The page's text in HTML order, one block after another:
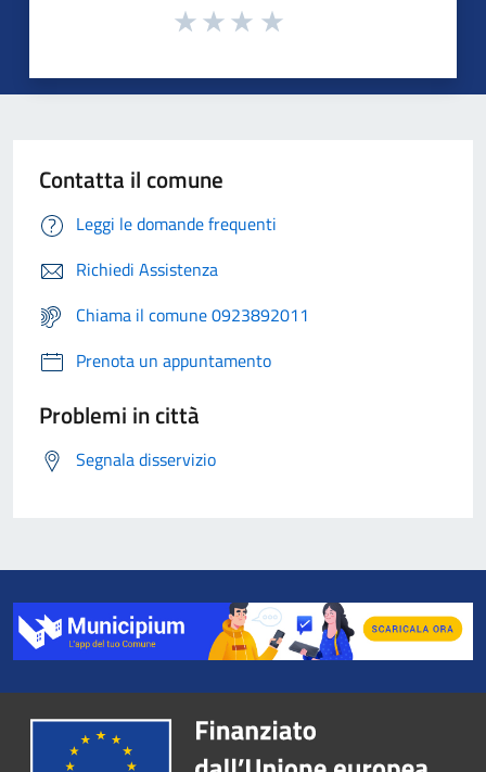
Contatta il comune
Leggi le domande frequenti
Richiedi Assistenza
Chiama il comune 0923892011
Prenota un appuntamento
Problemi in città
Segnala disservizio